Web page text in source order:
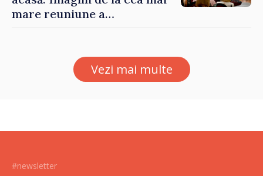
mare reuniune a
Vezi mai multe
#newsletter